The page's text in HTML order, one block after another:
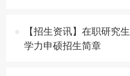
【招生资讯】在职研究
学力申硕招生简章